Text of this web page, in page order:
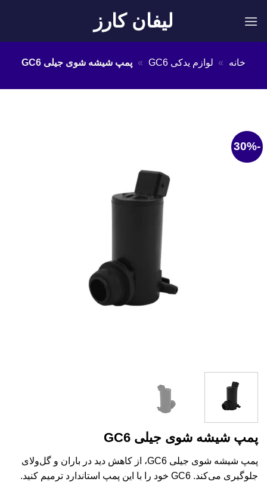
لیفان کارز
خانه » لوازم یدکی GC6 » پمپ شیشه شوی جیلی GC6
-30%
پمپ شیشه شوی جیلی GC6
پمپ شیشه شوی جیلی GC6، از کاهش دید در باران و گل‌ولای
جلوگیری می‌کند. GC6 خود را با این پمپ استاندارد ترمیم کنید.